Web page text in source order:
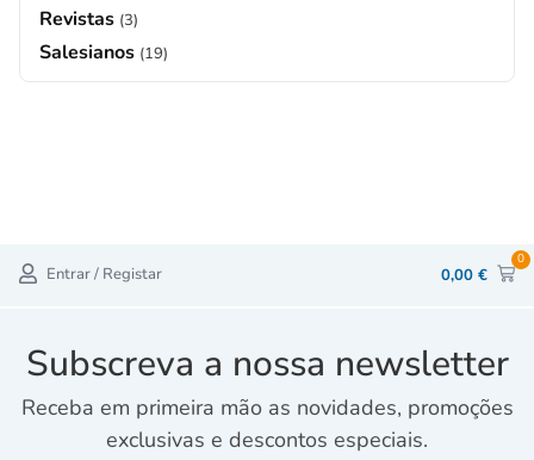
Revistas (3)
Salesianos (19)
Entrar / Registar 0,00 €
0
Subscreva a nossa newsletter
Receba em primeira mão as novidades, promoções
exclusivas e descontos especiais.